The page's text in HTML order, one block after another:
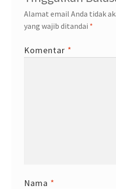
Alamat email Anda tidak
yang wajib ditandai *
Komentar *
Nama *